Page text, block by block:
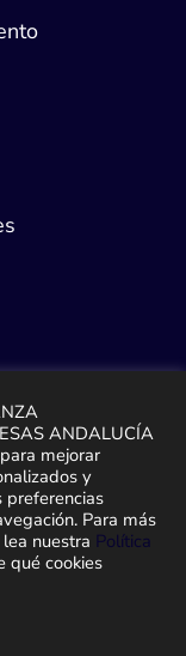
ANDALUCÍA
mejorar
y
preferencias
Para más
nuestra Política
qué cookies